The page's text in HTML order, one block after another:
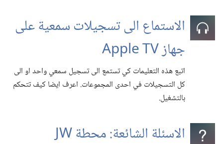
الاستماع الى تسجيلات سمعية على
جهاز Apple TV
اتبع هذه التعليمات كي تستمع الى تسجيل سمعي واحد او الى
كل التسجيلات في احدى المجموعات.‏ اعرف ايضا كيف تتحكم
بالتشغيل.‏
الاسئلة الشائعة:‏ محطة JW